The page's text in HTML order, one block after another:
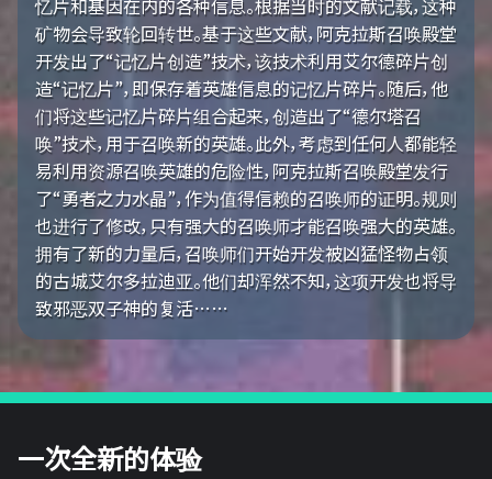
忆片和基因在内的各种信息。根据当时的文献记载，这种
矿物会导致轮回转世。基于这些文献，阿克拉斯召唤殿堂
开发出了“记忆片创造”技术，该技术利用艾尔德碎片创
造“记忆片”，即保存着英雄信息的记忆片碎片。随后，他
们将这些记忆片碎片组合起来，创造出了“德尔塔召
唤”技术，用于召唤新的英雄。此外，考虑到任何人都能轻
易利用资源召唤英雄的危险性，阿克拉斯召唤殿堂发行
了“勇者之力水晶”，作为值得信赖的召唤师的证明。规则
也进行了修改，只有强大的召唤师才能召唤强大的英雄。
拥有了新的力量后，召唤师们开始开发被凶猛怪物占领
的古城艾尔多拉迪亚。他们却浑然不知，这项开发也将导
致邪恶双子神的复活……
一次全新的体验